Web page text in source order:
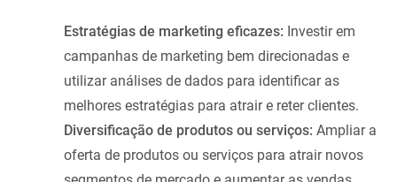
Estratégias de marketing eficazes: Investir em
campanhas de marketing bem direcionadas e
utilizar análises de dados para identificar as
melhores estratégias para atrair e reter clientes.
Diversificação de produtos ou serviços: Ampliar a
oferta de produtos ou serviços para atrair novos